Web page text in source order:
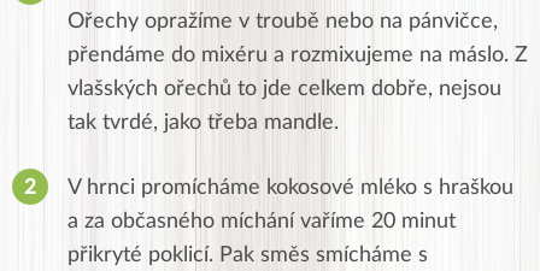
Ořechy opražíme v troubě nebo na pánvičce,
přendáme do mixéru a rozmixujeme na máslo. Z
vlašských ořechů to jde celkem dobře, nejsou
tak tvrdé, jako třeba mandle.
V hrnci promícháme kokosové mléko s hraškou
a za občasného míchání vaříme 20 minut
přikryté poklicí. Pak směs smícháme s